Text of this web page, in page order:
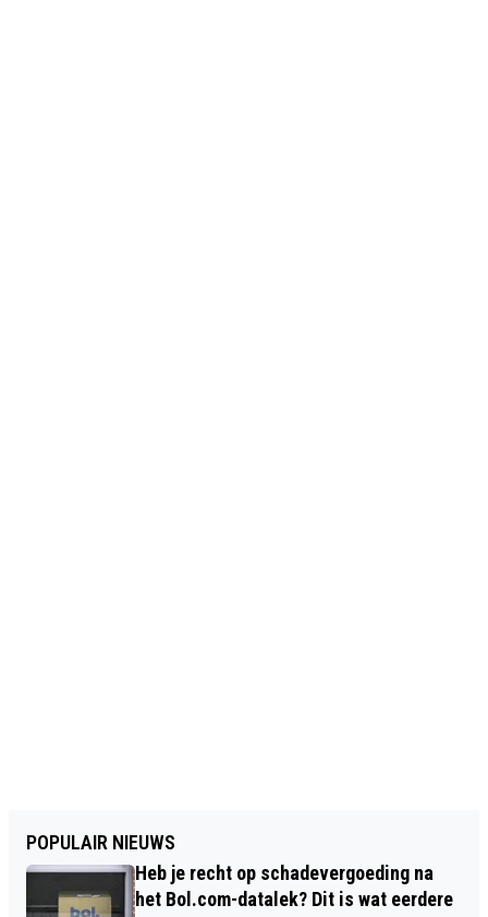
POPULAIR NIEUWS
Heb je recht op schadevergoeding na
het Bol.com-datalek? Dit is wat eerdere